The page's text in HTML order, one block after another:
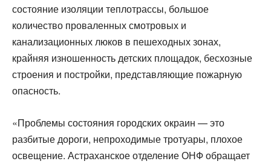
состояние изоляции теплотрассы, большое
количество проваленных смотровых и
канализационных люков в пешеходных зонах,
крайняя изношенность детских площадок, бесхозные
строения и постройки, представляющие пожарную
опасность.
«Проблемы состояния городских окраин — это
разбитые дороги, непроходимые тротуары, плохое
освещение. Астраханское отделение ОНФ обращает